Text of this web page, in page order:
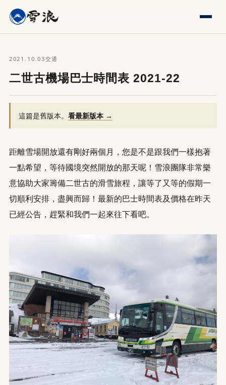
2021.10.03交通
二世古機場巴士時間表 2021-22
這篇是舊版本。 看最新版本 →
距離雪場開放還有剛好兩個月，您是不是跟我們一樣抱著
一點希望，等待國境突然開放的那天呢！雪浪團隊非常樂
意協助大家籌備二世古的滑雪旅程，讓等了又等的假期一
切順利安排，盡興而歸！最新的巴士時間表及價格在昨天
已經公告，趕緊和我們一起來往下看吧。